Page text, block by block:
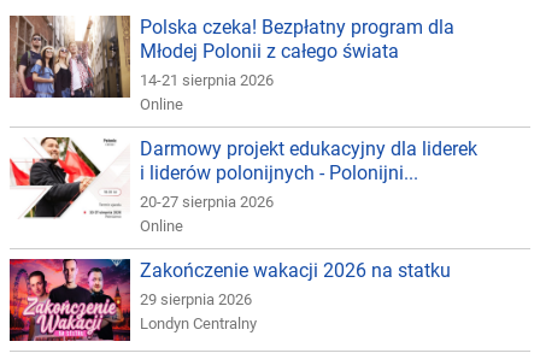
Polska czeka! Bezpłatny program dla
Młodej Polonii z całego świata
14-21 sierpnia 2026
Online
Darmowy projekt edukacyjny dla liderek
i liderów polonijnych - Polonijni...
20-27 sierpnia 2026
Online
Zakończenie wakacji 2026 na statku
29 sierpnia 2026
Londyn Centralny